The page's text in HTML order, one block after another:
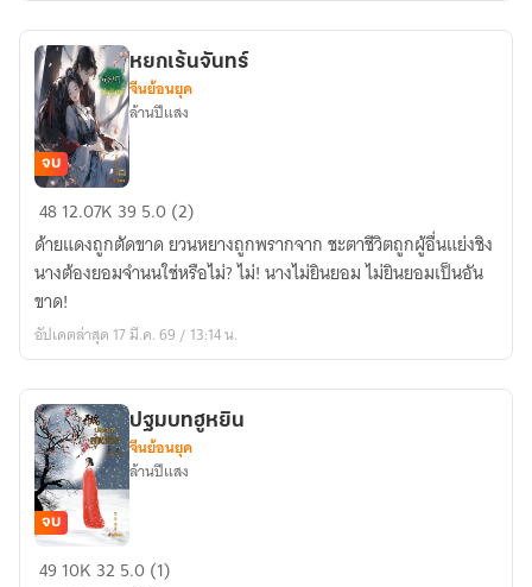
นาง
มาร
หยก
เร้น
จันทร์
จบ
หยกเร้นจันทร์
จีนย้อนยุค
ล้านปีแสง
4812.07K 39 5.0 (2)
ด้ายแดงถูกตัดขาด ยวนหยางถูกพรากจาก ชะตาชีวิตถูกผู้อื่นแย่งชิง
นางต้องยอมจำนนใช่หรือไม่? ไม่! นางไม่ยินยอม ไม่ยินยอมเป็นอัน
ขาด!
อัปเดตล่าสุด 17 มี.ค. 69 / 13:14 น.
ปฐม
จบ
ปฐมบทฮูหยิน
จีนย้อนยุค
ล้านปีแสง
49 10K 32 5.0 (1)